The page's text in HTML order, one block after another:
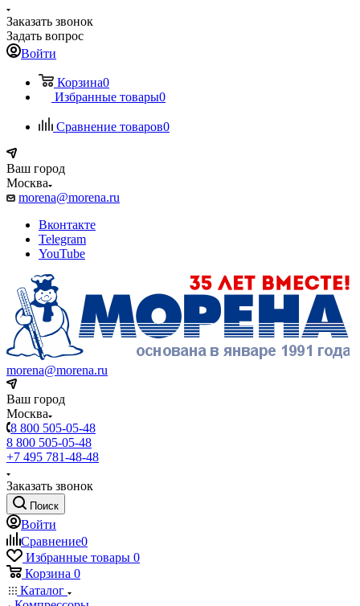
Заказать звонок
Задать вопрос
Войти
Корзина0
Избранные товары0
Сравнение товаров0
Ваш город
Москва
morena@morena.ru
Вконтакте
Telegram
YouTube
morena@morena.ru
Ваш город
Москва
8 800 505-05-48
8 800 505-05-48
+7 495 781-48-48
Заказать звонок
Поиск
Войти
Сравнение0
Избранные товары 0
Корзина 0
Каталог